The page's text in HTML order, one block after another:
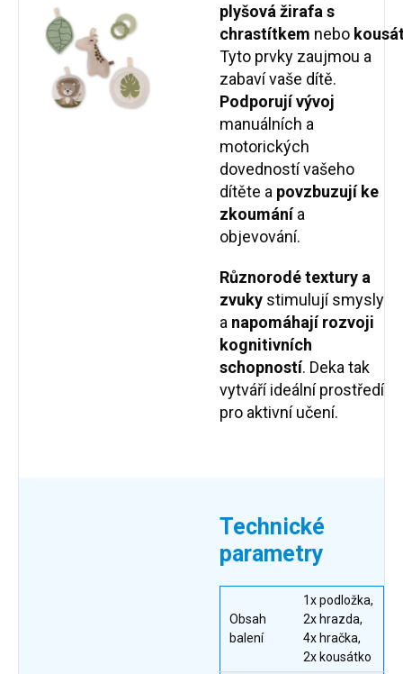
plyšová žirafa s
chrastítkem nebo
Tyto prvky zaujmou a
zabaví vaše dítě.
Podporují vývoj
manuálních a
motorických
dovedností vašeho
dítěte a povzbuzují ke
zkoumánía
objevování.
Různorodé textury a
zvuky stimulují smysly
a napomáhají rozvoji
kognitivních
schopností. Deka tak
vytváří ideální prostředí
pro aktivní učení.
Technické
parametry
Obsah
balení
1x podložka,
2x hrazda,
4x hračka,
2x kousátko